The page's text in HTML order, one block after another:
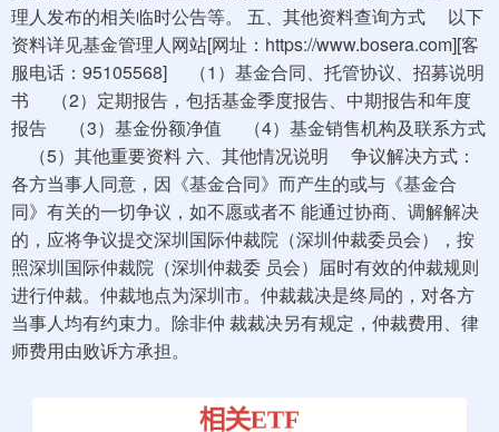
理人发布的相关临时公告等。 五、其他资料查询方式 以下
资料详见基金管理人网站[网址：https://www.bosera.com][客
服电话：95105568] （1）基金合同、托管协议、招募说明
书 （2）定期报告，包括基金季度报告、中期报告和年度
报告 （3）基金份额净值 （4）基金销售机构及联系方式
（5）其他重要资料 六、其他情况说明 争议解决方式：
各方当事人同意，因《基金合同》而产生的或与《基金合
同》有关的一切争议，如不愿或者不 能通过协商、调解解决
的，应将争议提交深圳国际仲裁院（深圳仲裁委员会），按
照深圳国际仲裁院（深圳仲裁委 员会）届时有效的仲裁规则
进行仲裁。仲裁地点为深圳市。仲裁裁决是终局的，对各方
当事人均有约束力。除非仲 裁裁决另有规定，仲裁费用、律
师费用由败诉方承担。